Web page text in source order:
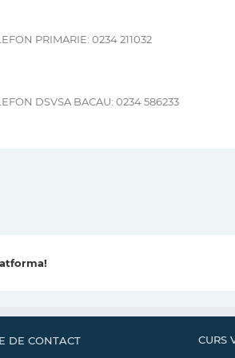
PRIMARIE: 0234 211032
DSVSA BACAU: 0234 586233
DE CONTACT CURS